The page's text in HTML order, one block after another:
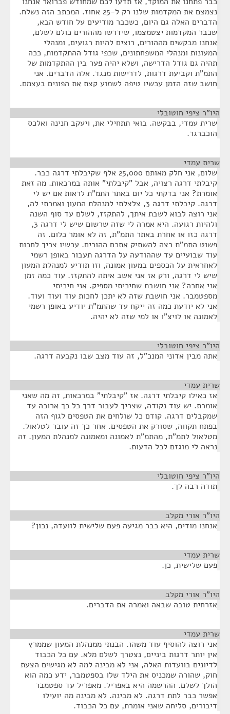
נצמצם את המקדמות שלנו רק ל-25 אחוז. המכתב הזה נשלח.
הדברים האלה גם היום, כשכבר מודיעים על חודש הבא,
שכבר המקדמות יצטמצמו, שידרשו מההורים כולם לשלם,
אנחנו מבקשים מההורים, רוצים להיות רגועים, ומנהלי
המעונות ומנהלי המשפחתונים, שכפי גודל ההתקדמות, ככה
תהיה גם גודל הדרישה, ושלא יהיה פער בין ההתקדמות של
התמ"ת וקביעת דרגות, לדרישות מנגד. אלה הדברים. אני
חושב שזה הזמן עכשיו טיפה לשמוע קצת את הפונים בעצמם.
היו"ר ציפי חוטובלי
שרית עמדי, בבקשה. בואי תתחילי את, ויעקב חנינה ואלכס
הוכברגר.
שרית עמדי
שלום, אני חלק מאותם 25,000 אלף שקיבלתי דרגה כבר.
קיבלתי דרגה רצויה, אבל "קיבלתי" אותה במרכאות. מה זאת
אומרת? אני בדקתי כל יום באתר התמ"ת לראות אם יש לי
דרגה. קיבלתי דרגה 3, צלצלתי למנהלת המעון ואמרתי לה,
אני רוצה לבוא לשבת איתך, להתקזז, לשלם עד סוף השנה
ולהיות רגועה. היא אמרה לי שזה שרשום שיש לי דרגה 3,
דרגה כזו או אחרת באתר התמ"ת, זה לא אומר כלום. זה
פשוט התמ"ת רצה להשתיק אתכם ההורים. עכשיו צריך לחכות
עוד שבועיים עד שההודעה על הדרגה תעבור באופן רשמי
לאחראית על הכספים במעון אמונה, וזו תודיע למנהלת המעון
שיש לי דרגה, ורק אז אני אשב איתה להתקזז. עוד כמה זמן
אני אחכה? אני חושבת שחיכיתי מספיק. אני חיכיתי
מספטמבר. אני חושבת שזה לא יתכן לחכות עוד ועוד ועוד.
אני לא יודעת כמה זה ייקח עד שהתמ"ת יודיע באופן רשמי
לאמונה או לויצ"ו או למי שזה לא יהיה.
היו"ר ציפי חוטובלי
אתה מבין אדוני המנכ"ל, זה עוד מצב שבו נקבעה דרגה.
שרית עמדי
אז כאילו קיבלתי דרגה. אז "קיבלתי" במרכאות, זה מה שאני
אומרת. יש עוד נקודה, שצריך לעבור דרך כל כך ארוכה עד
שמקבלים דרגה. קודם כל שולחים את הטפסים לגוף הזה
בפתח תקווה, שסורק את הטפסים. אחר כך זה עובר לטלאול.
מטלאול לתמ"ת, מהתמ"ת לאמונה ומאמונה למנהלת המעון. זה
נראה לי מוגזם לכל הדעות.
היו"ר ציפי חוטובלי
תודה רבה לך.
היו"ר אורי מקלב
אנחנו מודים, היא כבר מגיעה פעם שלישית לוועדה, נכון?
שרית עמדי
פעם שלישית, כן.
היו"ר אורי מקלב
אזרחית טובה שבאה ואמרה את הדברים.
שרית עמדי
אני רוצה להוסיף עוד משהו. הבנתי ממנהלת המעון שממרץ
אין יותר דרגות ביניים, נצטרך לשלם מלא. עם כל הכבוד
לדיונים בוועדות האלה, אני לא מבינה למה לא מגישים הצעת
חוק, שהורה שמכניס את הילד שלו בספטמבר, ידע כמה הוא
הולך לשלם. ההרשמה היא באפריל. מאפריל עד ספטמבר
אפשר כבר לתת דרגה. לא מבינה. לא מבינה מה יועילו
דיבורים, סליחה שאני אומרת, עם כל הכבוד.